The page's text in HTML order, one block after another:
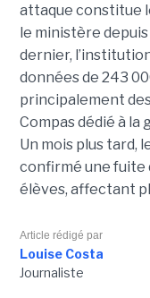
attaque constitue
le ministère depuis
dernier,
données de 243
principalement
Compas dédié à
Un mois plus tard,
confirmé une fuite
élèves, affectant
Article rédigé par
Louise Costa
Journaliste